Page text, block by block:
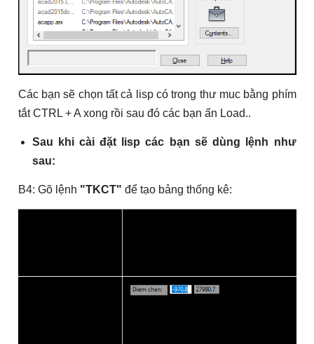
Các bạn sẽ chọn tất cả lisp có trong thư muc bằng phím
tắt CTRL + A xong rồi sau đó các bạn ấn Load..
Sau khi cài đặt lisp các bạn sẽ dùng lệnh như
sau:
B4: Gõ lệnh "TKCT" để tạo bảng thống kê: